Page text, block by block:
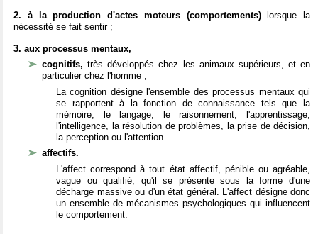
2. à la production d'actes moteurs (comportements)lorsque la
nécessité se fait sentir ;
3. aux processus mentaux,
cognitifs,très développés chez les animaux supérieurs, et en
particulier chez l'homme ;
La cognition désigne l'ensemble des processus mentaux qui
se rapportent à la fonction de connaissance tels que la
mémoire, le langage, le raisonnement, l'apprentissage,
l'intelligence, la résolution de problèmes, la prise de décision,
la perception ou l'attention…
affectifs.
L'affect correspond à tout état affectif, pénible ou agréable,
vague ou qualifié, qu'il se présente sous la forme d'une
décharge massive ou d'un état général. L'affect désigne donc
un ensemble de mécanismes psychologiques qui influencent
le comportement.